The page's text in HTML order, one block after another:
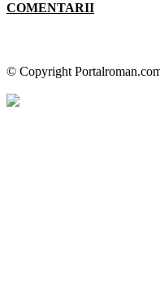
COMENTARII
© Copyright